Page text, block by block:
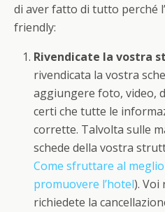
di aver fatto di tutto perché
friendly:
Rivendicate la vostra
rivendicata la vostra
aggiungere foto, video,
certi che tutte le
corrette. Talvolta sulle
schede della vostra
Come sfruttare al
promuovere l’hotel). Voi
richiedete la